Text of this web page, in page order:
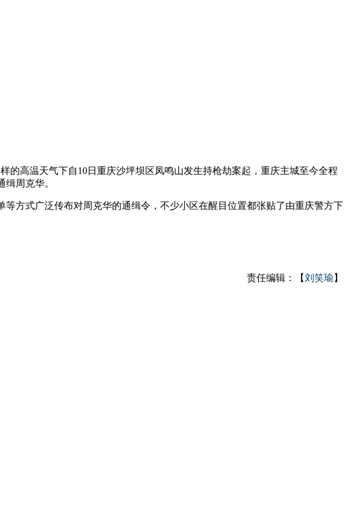
高温天气下自10日重庆沙坪坝区凤鸣山发生持枪劫案起，重庆主城至今全程
周克华。
式广泛传布对周克华的通缉令，不少小区在醒目位置都张贴了由重庆警方下
责任编辑：【刘笑瑜 】